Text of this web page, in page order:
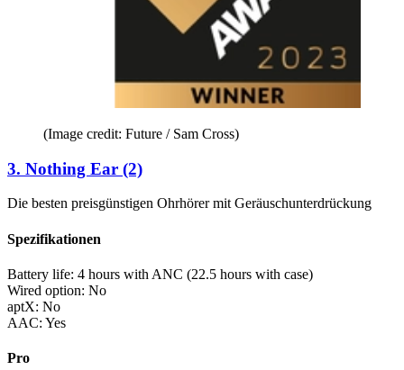
(Image credit: Future / Sam Cross)
3. Nothing Ear (2)
Die besten preisgünstigen Ohrhörer mit Geräuschunterdrückung
Spezifikationen
Battery life: 4 hours with ANC (22.5 hours with case)
Wired option: No
aptX: No
AAC: Yes
Pro